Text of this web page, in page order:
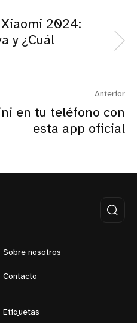
2024:
y ¿Cuál
Anterior
en tu teléfono con
esta app oficial
Sobre nosotros
Contacto
Etiquetas